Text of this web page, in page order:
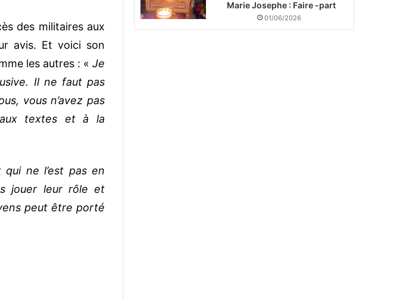
des militaires aux
avis. Et voici son
les autres : « Je
Il ne faut pas
vous n’avez pas
textes et à la
ne l’est pas en
jouer leur rôle et
peut être porté
Marie Josephe : Faire -part
01/06/2026